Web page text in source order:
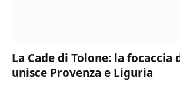
La Cade di Tolone: la focaccia
unisce Provenza e Liguria